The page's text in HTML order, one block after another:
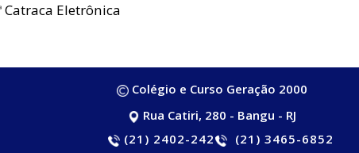
Catraca Eletrônica
Colégio e Curso Geração 2000
Rua Catiri, 280 - Bangu - RJ
(21) 2402-2421
(21) 3465-6852